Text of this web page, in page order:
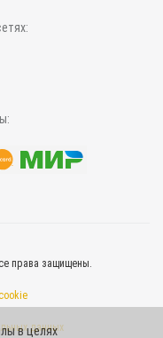
права защищены.
данных
в целях